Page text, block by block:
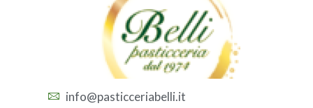
info@pasticceriabelli.it